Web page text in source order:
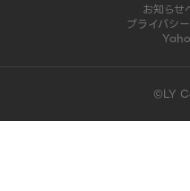
お知らせ
プライバシ
©LY
このコンテンツは掲載が終